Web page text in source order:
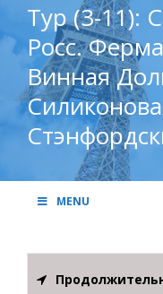
Тур (3-11):
Росс.
Винная
MENU